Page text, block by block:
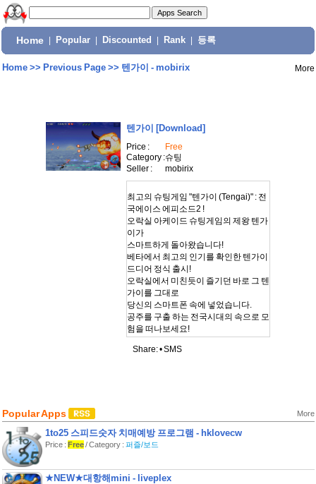
Home Popular Discounted Rank 등록
Home>> Previous Page>> 텐가이 - mobirix More
텐가이 [Download]
Price :
Free
Category :슈팅
Seller :
mobirix
최고의 슈팅게임 "텐가이 (Tengai)" : 전
국에이스 에피소드2 !
오락실 아케이드 슈팅게임의 제왕 텐가
이가
스마트하게 돌아왔습니다!
베타에서 최고의 인기를 확인한 텐가이
드디어 정식 출시!
오락실에서 미친듯이 즐기던 바로 그 텐
가이를 그대로
당신의 스마트폰 속에 넣었습니다.
공주를 구출 하는 전국시대의 속으로 모
험을 떠나보세요!
임의 참맛을 느낄 수 있는 게임입니다.
텐가이 만의 특징을 확인해 보세요.
오락실의 손맛을 최대한 살린 조작방식
Share: •SMS
Popular Apps More
1to25 스피드숫자 치매예방 프로그램 - hklovecw
Price : Free/ Category : 퍼즐/보드
★NEW★대항해mini - liveplex